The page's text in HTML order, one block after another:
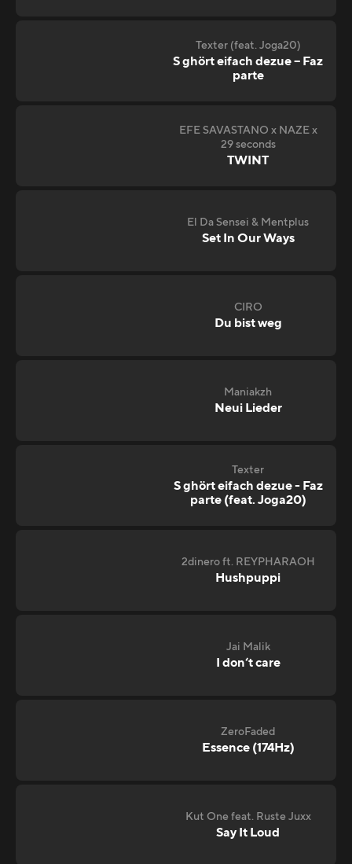
Texter (feat. Joga20)
S ghört eifach dezue – Faz
parte
EFE SAVASTANO x NAZE x
29 seconds
TWINT
El Da Sensei & Mentplus
Set In Our Ways
CIRO
Du bist weg
Maniakzh
Neui Lieder
Texter
S ghört eifach dezue - Faz
parte (feat. Joga20)
2dinero ft. REYPHARAOH
Hushpuppi
Jai Malik
I don‘t care
ZeroFaded
Essence (174Hz)
Kut One feat. Ruste Juxx
Say It Loud